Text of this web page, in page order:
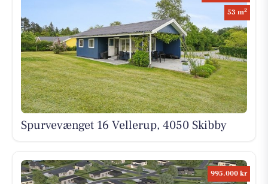
53 m2
Spurvevænget 16 Vellerup, 4050 Skibby
995.000 kr